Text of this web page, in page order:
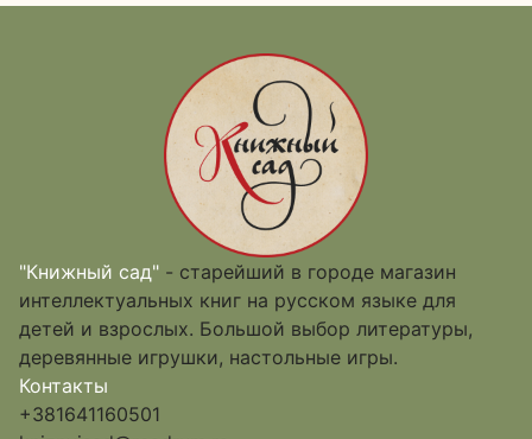
"Книжный сад" - старейший в городе магазин
интеллектуальных книг на русском языке для
детей и взрослых. Большой выбор литературы,
деревянные игрушки, настольные игры.
Контакты
+381641160501